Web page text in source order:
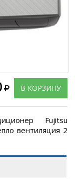
В КОРЗИНУ
Fujitsu
вентиляция 2